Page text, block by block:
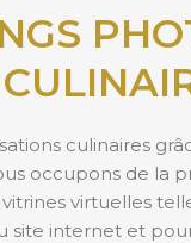
culinaires
occupons de la
virtuelles
site internet et